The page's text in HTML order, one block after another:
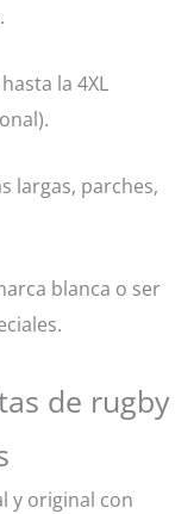
la 4XL
largas, parches,
blanca o ser
de rugby
y original con